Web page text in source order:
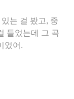
는 걸 봤고, 중
들었는데 그 곡
었어.